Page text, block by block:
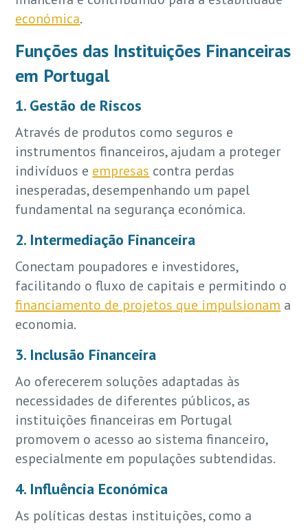
económica.
Funções das Instituições Financeiras
em Portugal
1. Gestão de Riscos
Através de produtos como seguros e
instrumentos financeiros, ajudam a proteger
indivíduos e empresas contra perdas
inesperadas, desempenhando um papel
fundamental na segurança económica.
2. Intermediação Financeira
Conectam poupadores e investidores,
facilitando o fluxo de capitais e permitindo o
financiamento de projetos que impulsionam a
economia.
3. Inclusão Financeira
Ao oferecerem soluções adaptadas às
necessidades de diferentes públicos, as
instituições financeiras em Portugal
promovem o acesso ao sistema financeiro,
especialmente em populações subtendidas.
4. Influência Económica
As políticas destas instituições, como a